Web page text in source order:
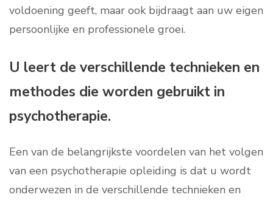
voldoening geeft, maar ook bijdraagt aan uw eigen
persoonlijke en professionele groei.
U leert de verschillende technieken en
methodes die worden gebruikt in
psychotherapie.
Een van de belangrijkste voordelen van het volgen
van een psychotherapie opleiding is dat u wordt
onderwezen in de verschillende technieken en